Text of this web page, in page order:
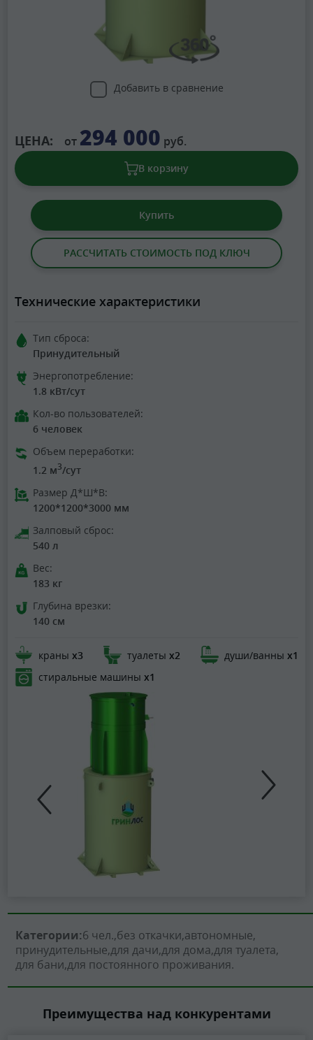
Добавить в сравнение
ЦЕНА: от 294 000 руб.
В корзину
Купить
РАССЧИТАТЬ СТОИМОСТЬ ПОД КЛЮЧ
Технические характеристики
Тип сброса:
Принудительный
Энергопотребление:
1.8 кВт/сут
Кол-во пользователей:
6 человек
Объем переработки:
1.2 м3/сут
Размер Д*Ш*В:
1200*1200*3000 мм
Залповый сброс:
540 л
Вес:
183 кг
Глубина врезки:
140 см
краны х3 туалеты х2 души/ванны х1
стиральные машины х1
Категории:6 чел. без откачки автономные
принудительные для дачи для дома для туалета
для бани для постоянного проживания
Преимущества над конкурентами